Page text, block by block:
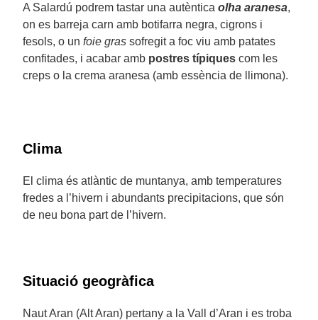
A Salardú podrem tastar una autèntica olha aranesa,
on es barreja carn amb botifarra negra, cigrons i
fesols, o un foie gras sofregit a foc viu amb patates
confitades, i acabar amb postres típiques com les
creps o la crema aranesa (amb essència de llimona).
Clima
El clima és atlàntic de muntanya, amb temperatures
fredes a l’hivern i abundants precipitacions, que són
de neu bona part de l’hivern.
Situació geogràfica
Naut Aran (Alt Aran) pertany a la Vall d’Aran i es troba